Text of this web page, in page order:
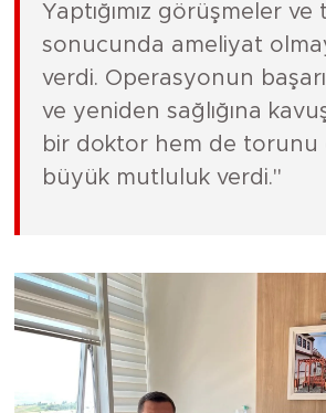
Yaptığımız görüşmeler ve
sonucunda ameliyat
verdi. Operasyonun
ve yeniden sağlığına
bir doktor hem de torunu
büyük mutluluk verdi."